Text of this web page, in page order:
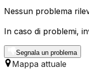
Nessun problema
In caso di problemi,
Segnala un problema
Mappa attuale